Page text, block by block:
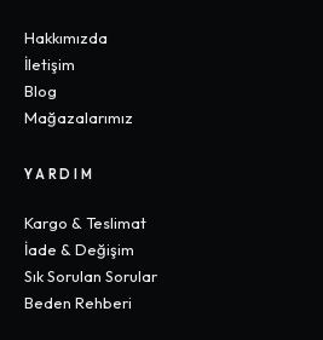
Hakkımızda
İletişim
Blog
Mağazalarımız
YARDIM
Kargo & Teslimat
İade & Değişim
Sık Sorulan Sorular
Beden Rehberi